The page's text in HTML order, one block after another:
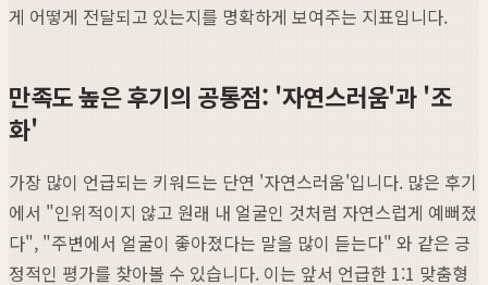
게 어떻게 전달되고 있는지를 명확하게 보여주는 지표입니다.
만족도 높은 후기의 공통점: '자연스러움'과 '조
화'
가장 많이 언급되는 키워드는 단연 '자연스러움'입니다. 많은 후기
에서 "인위적이지 않고 원래 내 얼굴인 것처럼 자연스럽게 예뻐졌
다", "주변에서 얼굴이 좋아졌다는 말을 많이 듣는다" 와 같은 긍
정적인 평가를 찾아볼 수 있습니다. 이는 앞서 언급한 1:1 맞춤형